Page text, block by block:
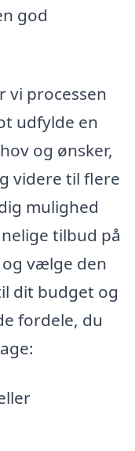
god
vi processen
udfylde en
og ønsker,
videre til flere
mulighed
tilbud på
vælge den
dit budget og
fordele, du